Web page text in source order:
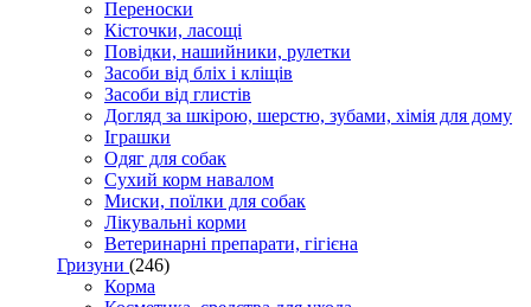
Переноски
Кісточки, ласощі
Повідки, нашийники, рулетки
Засоби від бліх і кліщів
Засоби від глистів
Догляд за шкірою, шерстю, зубами, хімія для дому
Іграшки
Одяг для собак
Сухий корм навалом
Миски, поїлки для собак
Лікувальні корми
Ветеринарні препарати, гігієна
Гризуни (246)
Корма